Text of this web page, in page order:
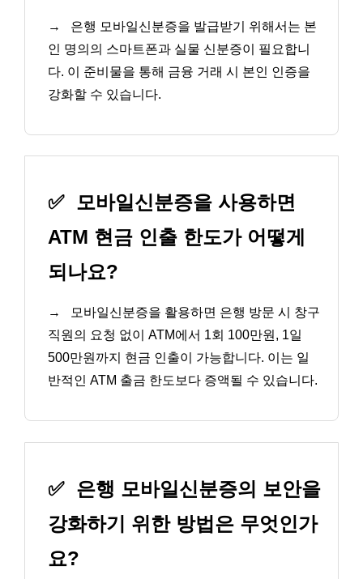
→
은행 모바일신분증을 발급받기 위해서는 본
인 명의의 스마트폰과 실물 신분증이 필요합니
다. 이 준비물을 통해 금융 거래 시 본인 인증을
강화할 수 있습니다.
✅ 모바일신분증을 사용하면
ATM 현금 인출 한도가 어떻게
되나요?
→
모바일신분증을 활용하면 은행 방문 시 창구
직원의 요청 없이 ATM에서 1회 100만원, 1일
500만원까지 현금 인출이 가능합니다. 이는 일
반적인 ATM 출금 한도보다 증액될 수 있습니다.
✅ 은행 모바일신분증의 보안을
강화하기 위한 방법은 무엇인가
요?